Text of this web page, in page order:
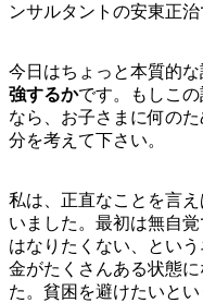
ンサルタントの安東正治
今日はちょっと本質的
強するかです。もしこ
なら、お子さまに何の
分を考えて下さい。
私は、正直なことを言
いました。最初は無自
はなりたくない、とい
金がたくさんある状態
た。貧困を避けたいと